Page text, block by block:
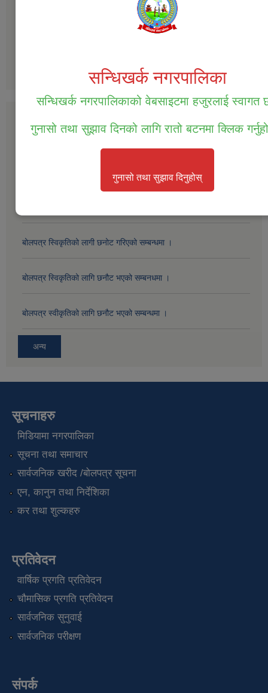
सार्वजनिक खरीद / बोलपत्र सूचना
सम्पत्ति तथा जिन्सी मालसामान लिलाम विक्रिको लागि बोलपत्र आव्हानको सूचना
बोलपत्र स्विकृतिको लागी छनोट गरिएको सम्बन्धमा ।
बोलपत्र स्विकृतिको लागि छनौट भएको सम्बनधमा ।
बोलपत्र स्वीकृतिको लागि छनौट भएको सम्बन्धमा ।
अन्य
सूचनाहरु
मिडियामा नगरपालिका
सूचना तथा समाचार
सार्वजनिक खरीद /बोलपत्र सूचना
एन, कानुन तथा निर्देशिका
कर तथा शुल्कहरु
प्रतिवेदन
वार्षिक प्रगति प्रतिवेदन
चौमासिक प्रगति प्रतिवेदन
सार्वजनिक सुनुवाई
सार्वजनिक परीक्षण
संपर्क
सन्धिखर्क नगरपालिका
सन्धिखर्क नगरपालिकाको वेबसाइटमा हजुरलाई स्वागत
गुनासो तथा सुझाव दिनको लागि रातो बटनमा क्लिक
गुनासो तथा सुझाव दिनुहोस्